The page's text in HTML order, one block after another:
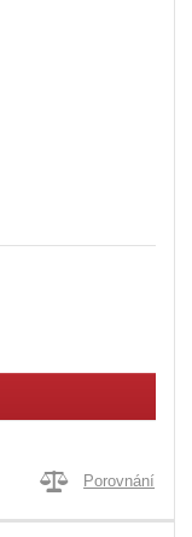
Porovnání